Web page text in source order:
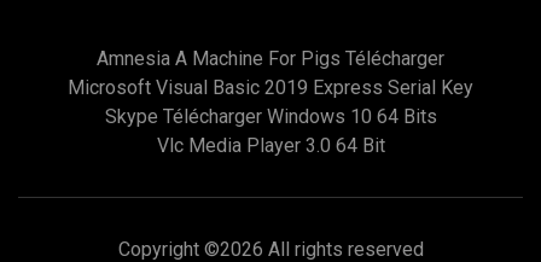
Amnesia A Machine For Pigs Télécharger
Microsoft Visual Basic 2019 Express Serial Key
Skype Télécharger Windows 10 64 Bits
Vlc Media Player 3.0 64 Bit
Copyright ©2026 All rights reserved